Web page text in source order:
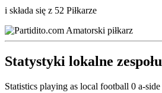
i składa się z 52 Piłkarze
Statystyki lokalne zespołu
Statistics playing as local football 0 a-side